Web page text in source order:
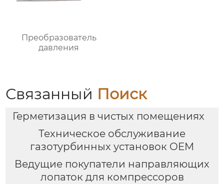
Преобразователь
давления
Связанный Поиск
Герметизация в чистых помещениях
Техническое обслуживание
газотурбинных установок OEM
Ведущие покупатели направляющих
лопаток для компрессоров